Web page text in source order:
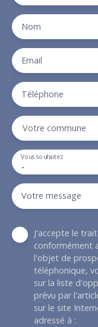
Nom
Email
Téléphone
Votre commune
-
Vous souhaitez
Votre message
J'accepte le
conformément
l'objet de
téléphonique,
sur la liste
prévu par
sur le site
adressé à :